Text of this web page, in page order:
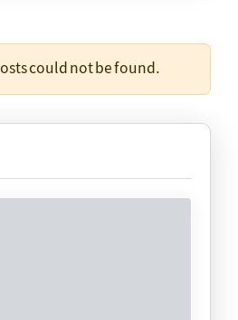
could not be found.